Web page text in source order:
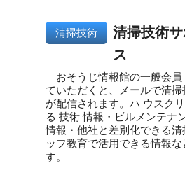
清掃技術
清掃技術
ス
おそうじ情報館の一般会員
ていただくと、メールで清
が配信されます。ハ ウスク
る 技術 情報・ビルメンテナ
情報・他社と差別化できる
ッフ教育で活用できる情報
す。